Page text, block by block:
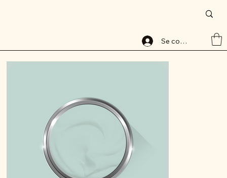
Se connecter
Peinture base aqueuse, 8050-1, lessivable, ALABAVELOURS, ALBAMAT